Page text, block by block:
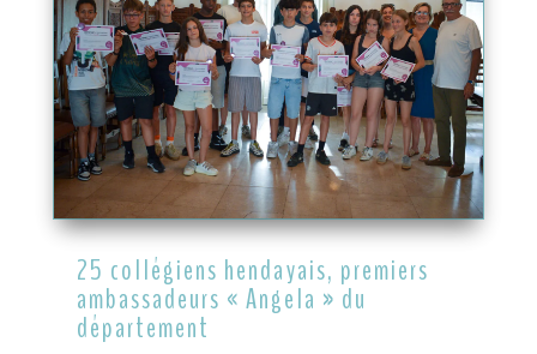
25 collégiens hendayais, premiers
ambassadeurs « Angela » du
département